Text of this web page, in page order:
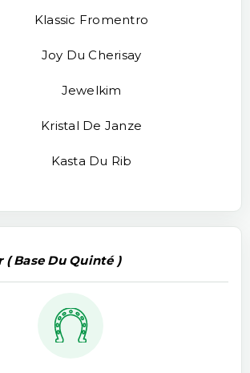
Klassic Fromentro
Joy Du Cherisay
Jewelkim
Kristal De Janze
Kasta Du Rib
( Base Du Quinté )